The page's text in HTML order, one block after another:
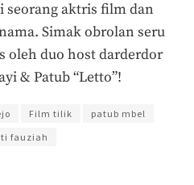
seorang aktris film dan
Simak obrolan seru
oleh duo host darderdor
& Patub “Letto”!
Film tilik
patub mbel
fauziah